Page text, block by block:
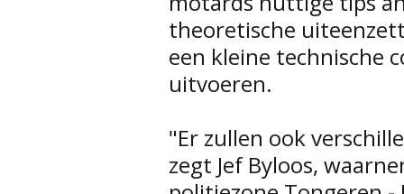
theoretische
een kleine technische
uitvoeren.
"Er zullen ook
zegt Jef Byloos,